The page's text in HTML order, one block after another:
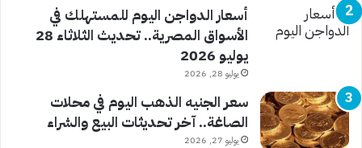
أسعار الدواجن اليوم للمستهلك في
الأسواق المصرية.. تحديث الثلاثاء 28
يوليو 2026
يوليو 28, 2026
سعر الجنيه الذهب اليوم في محلات
الصاغة.. آخر تحديثات البيع والشراء
يوليو 27, 2026